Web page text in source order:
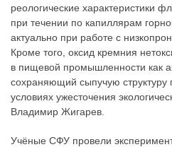
реологические характеристики
при течении по капиллярам
актуально при работе с
Кроме того, оксид кремния
в пищевой промышленности как
сохраняющий сыпучую структуру
условиях ужесточения
Владимир Жигарев.
Учёные СФУ провели